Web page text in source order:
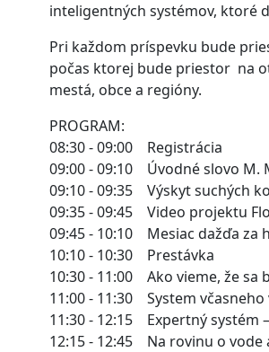
inteligentných systémov, ktoré
Pri každom príspevku bude
počas ktorej bude priestor na
mestá, obce a regióny.
PROGRAM:
08:30 - 09:00 Registrácia
09:00 - 09:10 Úvodné slovo M.
09:10 - 09:35 Výskyt suchých
09:35 - 09:45 Video projektu
09:45 - 10:10 Mesiac dažďa za
10:10 - 10:30 Prestávka
10:30 - 11:00 Ako vieme, že sa
11:00 - 11:30 System včasneho
11:30 - 12:15 Expertný systém
12:15 - 12:45 Na rovinu o vode